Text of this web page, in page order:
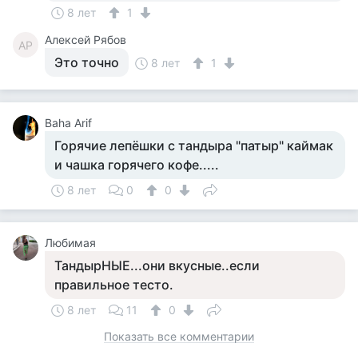
8 лет 1
АР Алексей Рябов
Это точно 8 лет 1
Baha Arif
Горячие лепёшки с тандыра "патыр" каймак
и чашка горячего кофе.....
8 лет 0 0
Любимая
ТандырНЫЕ...они вкусные..если
правильное тесто.
8 лет 11
0
Показать все комментарии